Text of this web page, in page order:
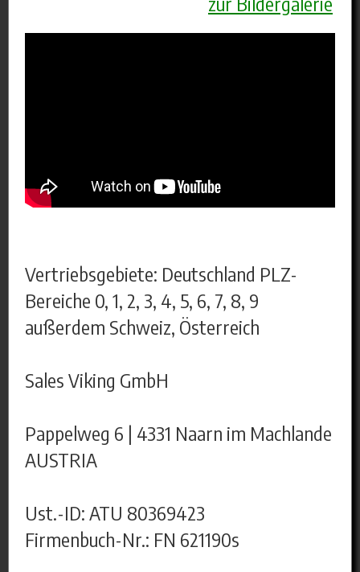
Vertriebsgebiete: Deutschland PLZ-
Bereiche 0, 1, 2, 3, 4, 5, 6, 7, 8, 9
außerdem Schweiz, Österreich
Sales Viking GmbH
Pappelweg 6 | 4331 Naarn im Machlande
AUSTRIA
Ust.-ID: ATU 80369423
Firmenbuch-Nr.: FN 621190s